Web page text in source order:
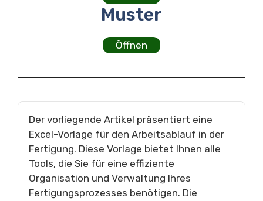
Muster
Öffnen
Der vorliegende Artikel präsentiert eine
Excel-Vorlage für den Arbeitsablauf in der
Fertigung. Diese Vorlage bietet Ihnen alle
Tools, die Sie für eine effiziente
Organisation und Verwaltung Ihres
Fertigungsprozesses benötigen. Die